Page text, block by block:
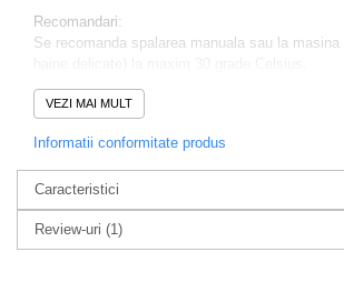
Recomandari:
Se recomanda spalarea manuala sau la masina
evitarea produselor chimice de curatat, masina
inalbitorii, suprafetele foarte aspre.
Compozitie:
80% Polyamid
20% Elastan
VEZI MAI MULT
Informatii conformitate produs
Caracteristici
Review-uri (1)